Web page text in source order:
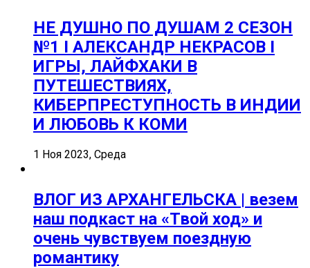
НЕ ДУШНО ПО ДУШАМ 2 СЕЗОН
№1 I АЛЕКСАНДР НЕКРАСОВ I
ИГРЫ, ЛАЙФХАКИ В
ПУТЕШЕСТВИЯХ,
КИБЕРПРЕСТУПНОСТЬ В ИНДИИ
И ЛЮБОВЬ К КОМИ
1 Ноя 2023, Среда
ВЛОГ ИЗ АРХАНГЕЛЬСКА | везем
наш подкаст на «Твой ход» и
очень чувствуем поездную
романтику